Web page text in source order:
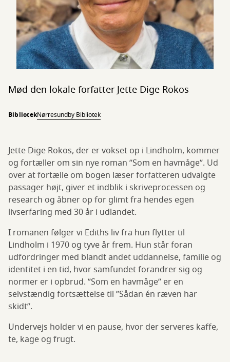
Mød den lokale forfatter Jette Dige Rokos
BibliotekNørresundby Bibliotek
Jette Dige Rokos, der er vokset op i Lindholm, kommer
og fortæller om sin nye roman ”Som en havmåge”. Ud
over at fortælle om bogen læser forfatteren udvalgte
passager højt, giver et indblik i skriveprocessen og
research og åbner op for glimt fra hendes egen
livserfaring med 30 år i udlandet.
I romanen følger vi Ediths liv fra hun flytter til
Lindholm i 1970 og tyve år frem. Hun står foran
udfordringer med blandt andet uddannelse, familie og
identitet i en tid, hvor samfundet forandrer sig og
normer er i opbrud. ”Som en havmåge” er en
selvstændig fortsættelse til ”Sådan én ræven har
skidt”.
Undervejs holder vi en pause, hvor der serveres kaffe,
te, kage og frugt.